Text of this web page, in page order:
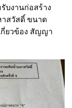
บงานก่อสร้าง
าสวัสดิ์ ขนาด
กี่ยวข้อง สัญญา